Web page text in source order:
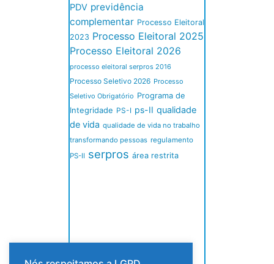
PDV previdência
complementar Processo Eleitoral
2023 Processo Eleitoral 2025
Processo Eleitoral 2026
processo eleitoral serpros 2016
Processo Seletivo 2026 Processo
Seletivo Obrigatório Programa de
Integridade PS-I ps-II qualidade
de vida qualidade de vida no trabalho
transformando pessoas regulamento
PS-II serpros área restrita